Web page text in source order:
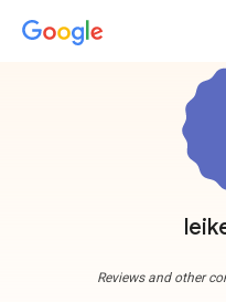
Reviews and other